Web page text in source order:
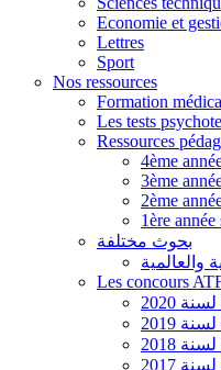
Economie et
Lettres
Sport
Nos ressources
Formation
Les tests
Ressources
4ème
3ème
2ème
1ère
بحوث مختلفة
والعالمية
Les concours
2020
2019
2018
2017